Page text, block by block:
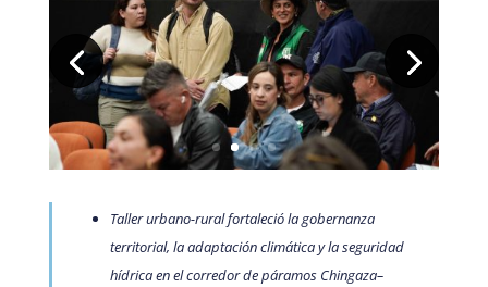
Taller urbano-rural fortaleció la gobernanza
territorial, la adaptación climática y la seguridad
hídrica en el corredor de páramos Chingaza–